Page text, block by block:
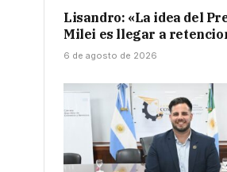
Lisandro: «La idea del
Milei es llegar a
6 de agosto de 2026